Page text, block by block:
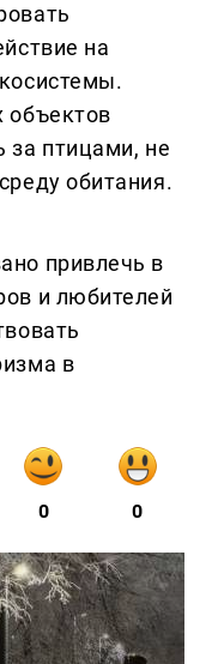
на
объектов
за птицами, не
обитания.
привлечь в
и любителей
в
0 0